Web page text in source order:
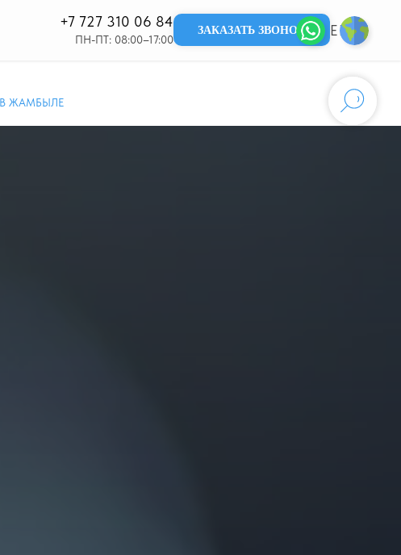
+7 727 310 06 84
ПН-ПТ: 08:00–17:00
ЗАКАЗАТЬ ЗВОНОК ENKZ
ЖАМБЫЛЕ